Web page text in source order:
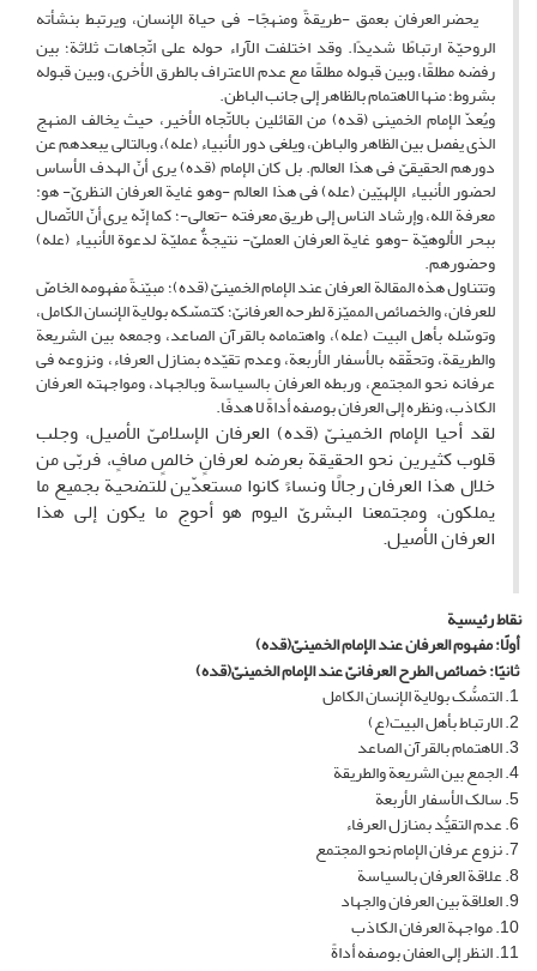
یحضر العرفان بعمق -طریقةً ومنهجًا- فی حیاة الإنسان، ویرتبط بنشأته
الروحیّة ارتباطًا شدیدًا. وقد اختلفت الآراء حوله على اتّجاهات ثلاثة؛ بین
رفضه مطلقًا، وبین قبوله مطلقًا مع عدم الاعتراف بالطرق الأخرى، وبین قبوله
بشروط؛ منها الاهتمام بالظاهر إلى جانب الباطن.
ویُعدّ الإمام الخمینی (قده) من القائلین بالاتّجاه الأخیر، حیث یخالف المنهج
الذی یفصل بین الظاهر والباطن، ویلغی دور الأنبیاء (عله)، وبالتالی یبعدهم عن
دورهم الحقیقیّ فی هذا العالم. بل کان الإمام (قده) یرى أنّ الهدف الأساس
لحضور الأنبیاء الإلهیّین (عله) فی هذا العالم -وهو غایة العرفان النظریّ- هو:
معرفة الله، وإرشاد الناس إلى طریق معرفته -تعالى-؛ کما إنّه یرى أنّ الاتّصال
ببحر الألوهیّة -وهو غایة العرفان العملیّ- نتیجةٌ عملیّة لدعوة الأنبیاء (عله)
وحضورهم.
وتتناول هذه المقالة العرفان عند الإمام الخمینیّ (قده)؛ مبیّنةً مفهومه الخاصّ
للعرفان، والخصائص الممیّزة لطرحه العرفانیّ؛ کتمسّکه بولایة الإنسان الکامل،
وتوسّله بأهل البیت (عله)، واهتمامه بالقرآن الصاعد، وجمعه بین الشریعة
والطریقة، وتحقّقه بالأسفار الأربعة، وعدم تقیّده بمنازل العرفاء، ونزوعه فی
عرفانه نحو المجتمع، وربطه العرفان بالسیاسة وبالجهاد، ومواجهته العرفان
الکاذب، ونظره إلى العرفان بوصفه أداةً لا هدفًا.
لقد أحیا الإمام الخمینیّ (قده) العرفان الإسلامیّ الأصیل، وجلب
قلوب کثیرین نحو الحقیقة بعرضه لعرفانٍ خالصٍ صافٍ، فربّى من
خلال هذا العرفان رجالًا ونساءً کانوا مستعدّین للتضحیة بجمیع ما
یملکون، ومجتمعنا البشریّ الیوم هو أحوج ما یکون إلى هذا
العرفان الأصیل.
نقاط رئيسية
أولًا:مفهوم العرفان عند الإمام الخمینیّ(قده)
ثانیًا:خصائص الطرح العرفانیّ عند الإمام الخمینیّ(قده)
1. التمسُّک بولایة الإنسان الکامل
2. الارتباط بأهل البیت(ع)
3. الاهتمام بالقرآن الصاعد
4. الجمع بین الشریعة والطریقة
5. سالک الأسفار الأربعة
6. عدم التقیُّد بمنازل العرفاء
7. نزوع عرفان الإمام نحو المجتمع
8. علاقة العرفان بالسیاسة
9. العلاقة بین العرفان والجهاد
10. مواجهة العرفان الکاذب
11. النظر إلى العفان بوصفه أداةً